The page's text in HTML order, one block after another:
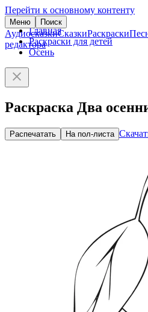
Перейти к основному контенту
Меню Поиск
АудиосказкиСказкиРаскраски
редактора
Главная
Раскраски для детей
Осень
Раскраска Два
Распечатать На пол-листа